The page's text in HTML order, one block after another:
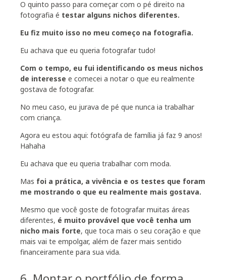
O quinto passo para começar com o pé direito na
fotografia é testar alguns nichos diferentes.
Eu fiz muito isso no meu começo na fotografia.
Eu achava que eu queria fotografar tudo!
Com o tempo, eu fui identificando os meus nichos
de interesse e comecei a notar o que eu realmente
gostava de fotografar.
No meu caso, eu jurava de pé que nunca ia trabalhar
com criança.
Agora eu estou aqui: fotógrafa de família já faz 9 anos!
Hahaha
Eu achava que eu queria trabalhar com moda.
Mas foi a prática, a vivência e os testes que foram
me mostrando o que eu realmente mais gostava.
Mesmo que você goste de fotografar muitas áreas
diferentes, é muito provável que você tenha um
nicho mais forte, que toca mais o seu coração e que
mais vai te empolgar, além de fazer mais sentido
financeiramente para sua vida.